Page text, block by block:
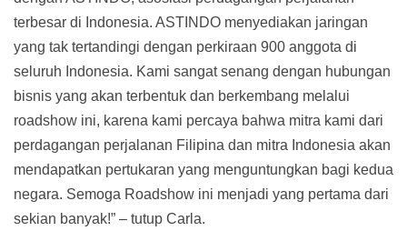
terbesar di Indonesia. ASTINDO menyediakan jaringan
yang tak tertandingi dengan perkiraan 900 anggota di
seluruh Indonesia. Kami sangat senang dengan hubungan
bisnis yang akan terbentuk dan berkembang melalui
roadshow ini, karena kami percaya bahwa mitra kami dari
perdagangan perjalanan Filipina dan mitra Indonesia akan
mendapatkan pertukaran yang menguntungkan bagi kedua
negara. Semoga Roadshow ini menjadi yang pertama dari
sekian banyak!” – tutup Carla.